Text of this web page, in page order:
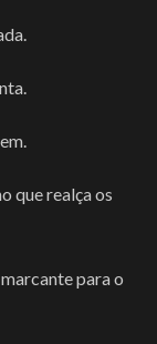
que realça os
para o